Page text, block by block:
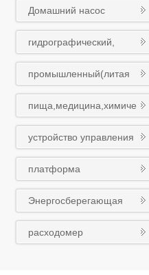
Домашний насос
гидрографический,
муниципальный
(чугунный шариковый)
клапан
промышленный(литая
сталь)клапан
пища,медицина,химиче
ская промышленность
клапан
устройство управления
платформа
интеллигентного облака
Восточного насоса
Энергосберегающая
реконструкция
расходомер